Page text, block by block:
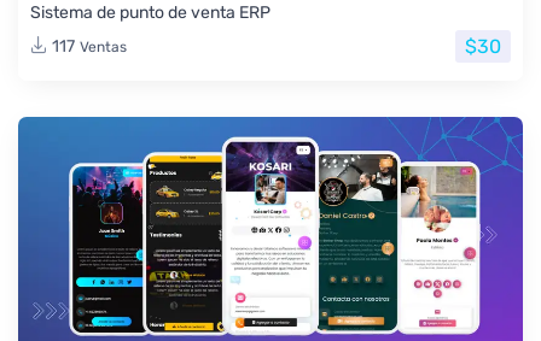
Sistema de punto de venta ERP
117 Ventas $30